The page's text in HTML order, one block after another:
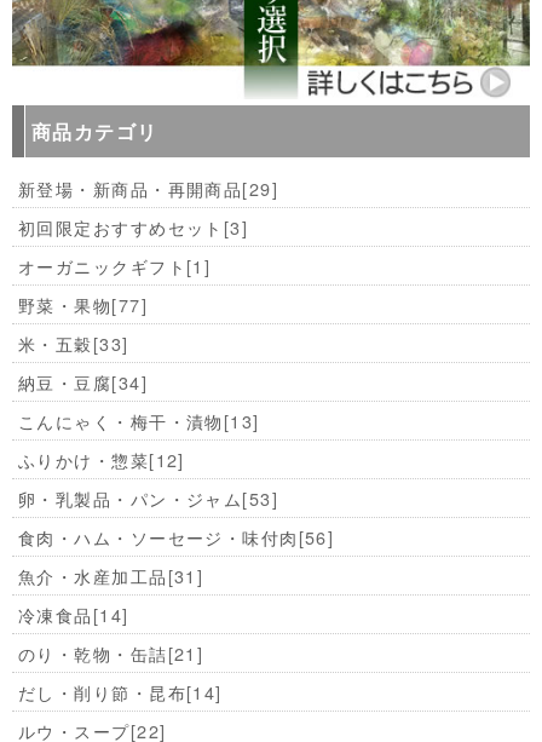
商品カテゴリ
新登場・新商品・再開商品[29]
初回限定おすすめセット [3]
オーガニックギフト [1]
野菜・果物[77]
米・五穀[33]
納豆・豆腐[34]
こんにゃく・梅干・漬物[13]
ふりかけ・惣菜[12]
卵・乳製品・パン・ジャム[53]
食肉・ハム・ソーセージ・味付肉[56]
魚介・水産加工品[31]
冷凍食品[14]
のり・乾物・缶詰[21]
だし・削り節・昆布[14]
ルウ・スープ[22]